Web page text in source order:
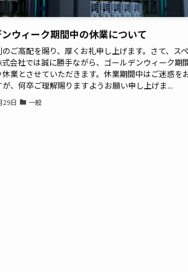
ウィーク期間中の休業について
ご高配を賜り、厚くお礼申し上げます。さて、ス
式会社では誠に勝手ながら、ゴールデンウィーク期
休業とさせていただきます。休業期間中はご迷惑を
が、何卒ご理解賜りますようお願い申し上げま...
29日 一般